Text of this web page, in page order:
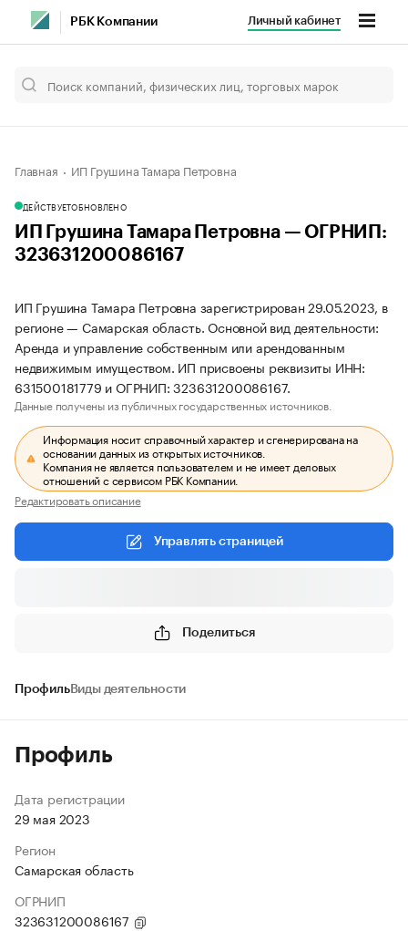
РБК Компании Личный кабинет
Главная ИП Грушина Тамара Петровна
ДЕЙСТВУЕТОБНОВЛЕНО
ИП Грушина Тамара Петровна — ОГРНИП:
323631200086167
ИП Грушина Тамара Петровна зарегистрирован 29.05.2023, в
регионе — Самарская область. Основной вид деятельности:
Аренда и управление собственным или арендованным
недвижимым имуществом. ИП присвоены реквизиты ИНН:
631500181779 и ОГРНИП: 323631200086167.
Данные получены из публичных государственных источников.
Информация носит справочный характер и сгенерирована на
основании данных из открытых источников.
Компания не является пользователем и не имеет деловых
отношений с сервисом РБК Компании.
Редактировать описание
Управлять страницей
Поделиться
ПрофильВиды деятельности
Профиль
Дата регистрации
29 мая 2023
Регион
Самарская область
ОГРНИП
323631200086167